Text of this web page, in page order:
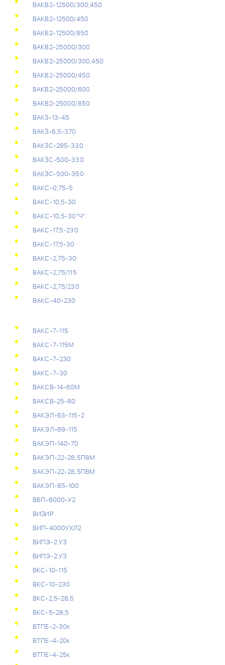
ВАКВ2-12500/300,450
ВАКВ2-12500/450
ВАКВ2-12500/850
ВАКВ2-25000/300
ВАКВ2-25000/300,450
ВАКВ2-25000/450
ВАКВ2-25000/600
ВАКВ2-25000/850
ВАКЗ-13-45
ВАКЗ-6,5-370
ВАКЗС-295-330
ВАКЗС-500-330
ВАКЗС-500-350
ВАКС-0,75-5
ВАКС-10,5-30
ВАКС-10,5-30"Ч"
ВАКС-17,5-230
ВАКС-17,5-30
ВАКС-2,75-30
ВАКС-2,75/115
ВАКС-2,75/230
ВАКС-40-230
ВАКС-7-115
ВАКС-7-115М
ВАКС-7-230
ВАКС-7-30
ВАКСВ-14-60М
ВАКСВ-25-80
ВАКЭЛ-63-115-2
ВАКЭЛ-69-115
ВАКЭП-140-70
ВАКЭП-22-28,5П8М
ВАКЭП-22-28,5ПВМ
ВАКЭП-85-100
ВБП-6000-У2
ВИЗИР
ВИП-4000УХЛ2
ВИПЭ-2 У3
ВИПЭ-2 УЗ
ВКС-10-115
ВКС-10-230
ВКС-2,5-28,5
ВКС-5-28,5
ВТПЕ-2-30к
ВТПЕ-4-20к
ВТПЕ-4-25к